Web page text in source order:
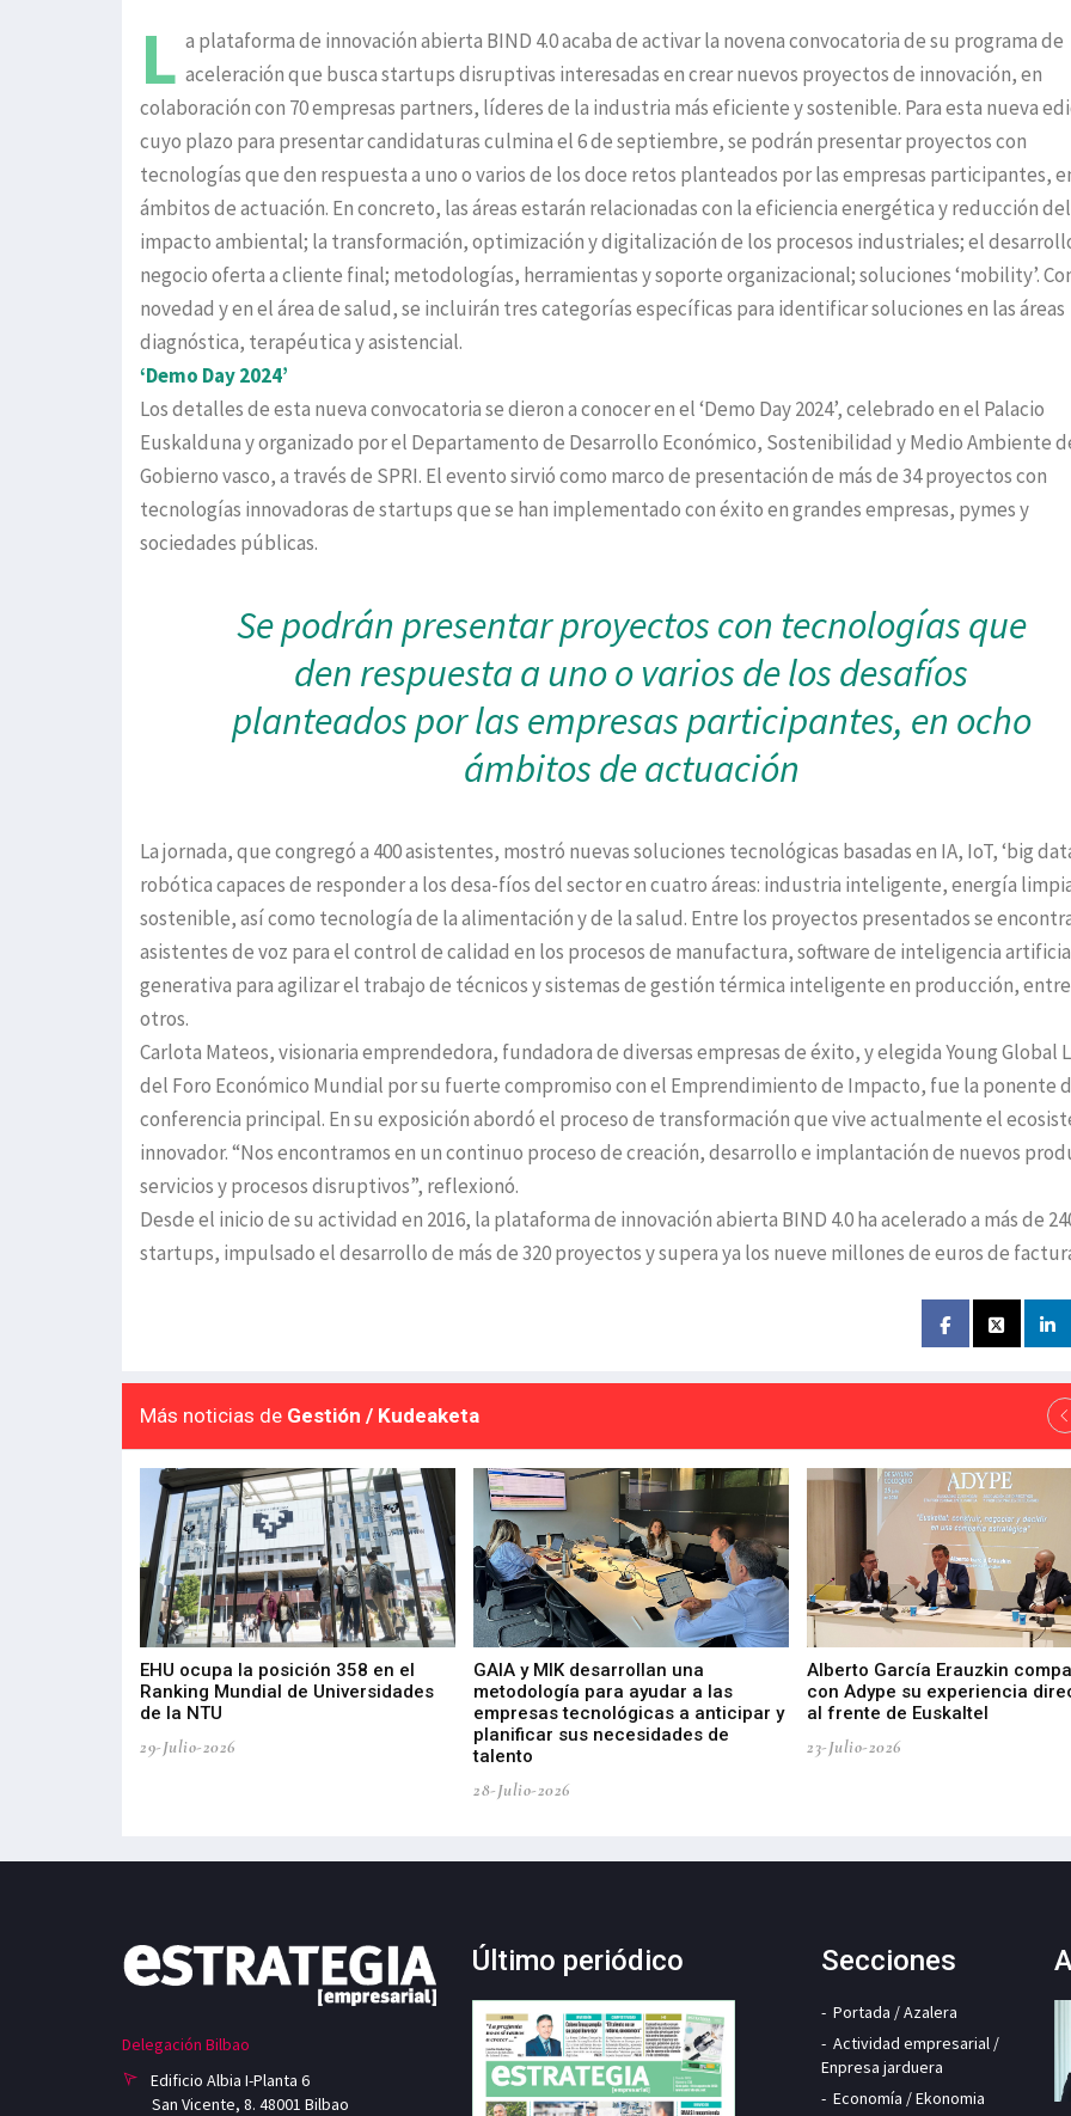
L a plataforma de innovación abierta BIND 4.0 acaba de activar la novena convocatoria de su programa de
aceleración que busca startups disruptivas interesadas en crear nuevos proyectos de innovación, en
colaboración con 70 empresas partners, líderes de la industria más eficiente y sostenible. Para esta nueva
cuyo plazo para presentar candidaturas culmina el 6 de septiembre, se podrán presentar proyectos con
tecnologías que den respuesta a uno o varios de los doce retos planteados por las empresas participantes,
ámbitos de actuación. En concreto, las áreas estarán relacionadas con la eficiencia energética y reducción del
impacto ambiental; la transformación, optimización y digitalización de los procesos industriales; el
negocio oferta a cliente final; metodologías, herramientas y soporte organizacional; soluciones ‘mobility’.
novedad y en el área de salud, se incluirán tres categorías específicas para identificar soluciones en las áreas
diagnóstica, terapéutica y asistencial.
‘Demo Day 2024’
Los detalles de esta nueva convocatoria se dieron a conocer en el ‘Demo Day 2024’, celebrado en el Palacio
Euskalduna y organizado por el Departamento de Desarrollo Económico, Sostenibilidad y Medio Ambiente
Gobierno vasco, a través de SPRI. El evento sirvió como marco de presentación de más de 34 proyectos con
tecnologías innovadoras de startups que se han implementado con éxito en grandes empresas, pymes y
sociedades públicas.
Se podrán presentar proyectos con tecnologías que
den respuesta a uno o varios de los desafíos
planteados por las empresas participantes, en ocho
ámbitos de actuación
La jornada, que congregó a 400 asistentes, mostró nuevas soluciones tecnológicas basadas en IA, IoT, ‘big
robótica capaces de responder a los desa-fíos del sector en cuatro áreas: industria inteligente, energía
sostenible, así como tecnología de la alimentación y de la salud. Entre los proyectos presentados se
asistentes de voz para el control de calidad en los procesos de manufactura, software de inteligencia
generativa para agilizar el trabajo de técnicos y sistemas de gestión térmica inteligente en producción, entre
otros.
Carlota Mateos, visionaria emprendedora, fundadora de diversas empresas de éxito, y elegida Young Global
del Foro Económico Mundial por su fuerte compromiso con el Emprendimiento de Impacto, fue la ponente
conferencia principal. En su exposición abordó el proceso de transformación que vive actualmente el
innovador. “Nos encontramos en un continuo proceso de creación, desarrollo e implantación de nuevos
servicios y procesos disruptivos”, reflexionó.
Desde el inicio de su actividad en 2016, la plataforma de innovación abierta BIND 4.0 ha acelerado a más de
startups, impulsado el desarrollo de más de 320 proyectos y supera ya los nueve millones de euros de
Más noticias de Gestión / Kudeaketa
EHU ocupa la posición 358 en el
Ranking Mundial de Universidades
de la NTU
29-Julio-2026
GAIA y MIK desarrollan una
metodología para ayudar a las
empresas tecnológicas a anticipar y
planificar sus necesidades de
talento
28-Julio-2026
Alberto García Erauzkin
con Adype su experiencia
al frente de Euskaltel
23-Julio-2026
Delegación Bilbao
Edificio Albia I-Planta 6
San Vicente, 8. 48001 Bilbao
Último periódico Secciones
Portada / Azalera
Actividad empresarial /
Enpresa jarduera
Economía / Ekonomia